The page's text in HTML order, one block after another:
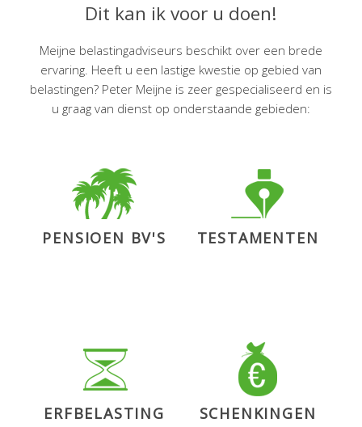
Hij deelt Jan mede dat volgens diens mededeling
de B.V. nog een stamrechtverplichting zat.
En dat de notaris een aangifte dividendbelasting
heeft ingediend voor de uitgekeerde liquide
De accountant komt met een lijst van fouten!
De accountant licht Jan ook in over het feit dat de
B.V., door het doen van de dividenduitkering,
Het gevolg is dat een fiscaal belastbare afkoop van
het stamrecht heeft plaatsgevonden. Bij afkoop
moet de afkoopwaarde actuarieel berekend
Dit kan ik voor u doen!
Meijne belastingadviseurs beschikt over een brede
ervaring. Heeft u een lastige kwestie op gebied van
belastingen? Peter Meijne is zeer gespecialiseerd en is
u graag van dienst op onderstaande gebieden:
PENSIOEN BV'S TESTAMENTEN
ERFBELASTING SCHENKINGEN